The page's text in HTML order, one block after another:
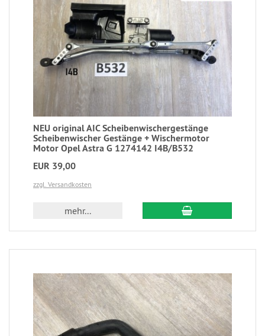
NEU original AIC Scheibenwischergestänge
Scheibenwischer Gestänge + Wischermotor
Motor Opel Astra G 1274142 I4B/B532
EUR 39,00
zzgl. Versandkosten
mehr...